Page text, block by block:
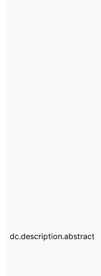
dc.description.abstract